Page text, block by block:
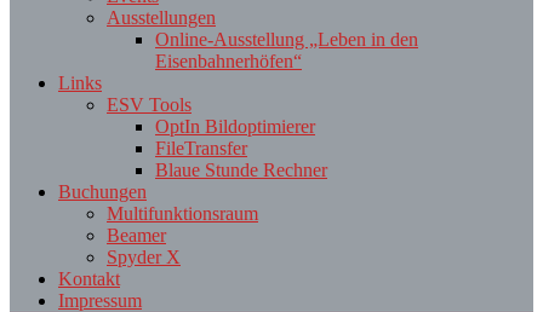
Ausstellungen
Online-Ausstellung „Leben in den
Eisenbahnerhöfen“
Links
ESV Tools
OptIn Bildoptimierer
FileTransfer
Blaue Stunde Rechner
Buchungen
Multifunktionsraum
Beamer
Spyder X
Kontakt
Impressum